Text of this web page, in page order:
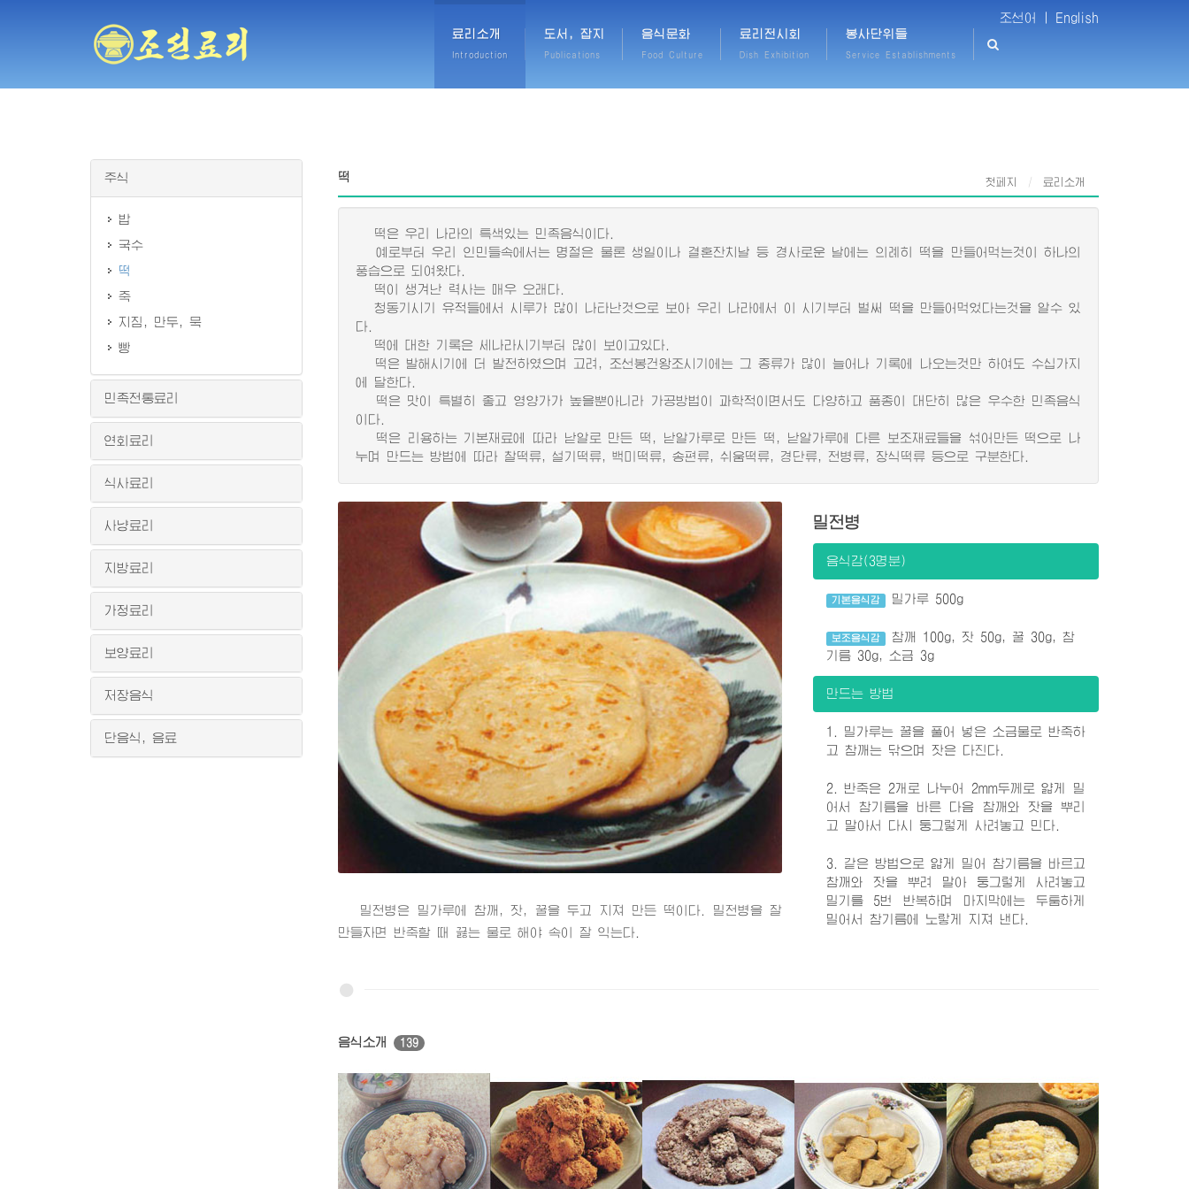
조선어 | English
료리소개
Introduction
도서, 잡지
Publications
음식문화
Food Culture
료리전시회
Dish Exhibition
봉사단위들
Service Establishments
떡 첫페지 료리소개
떡은 우리 나라의 특색있는 민족음식이다.
예로부터 우리 인민들속에서는 명절은 물론 생일이나 결혼잔치날 등 경사로운 날에는 의례히 떡을 만들어먹는것이 하나의
풍습으로 되여왔다.
떡이 생겨난 력사는 매우 오래다.
청동기시기 유적들에서 시루가 많이 나타난것으로 보아 우리 나라에서 이 시기부터 벌써 떡을 만들어먹었다는것을 알수 있
다.
떡에 대한 기록은 세나라시기부터 많이 보이고있다.
떡은 발해시기에 더 발전하였으며 고려, 조선봉건왕조시기에는 그 종류가 많이 늘어나 기록에 나오는것만 하여도 수십가지
에 달한다.
떡은 맛이 특별히 좋고 영양가가 높을뿐아니라 가공방법이 과학적이면서도 다양하고 품종이 대단히 많은 우수한 민족음식
이다.
떡은 리용하는 기본재료에 따라 낟알로 만든 떡, 낟알가루로 만든 떡, 낟알가루에 다른 보조재료들을 섞어만든 떡으로 나
누며 만드는 방법에 따라 찰떡류, 설기떡류, 백미떡류, 송편류, 쉬움떡류, 경단류, 전병류, 장식떡류 등으로 구분한다.
밀전병은 밀가루에 참깨, 잣, 꿀을 두고 지져 만든 떡이다. 밀전병을 잘
만들자면 반죽할 때 끓는 물로 해야 속이 잘 익는다.
밀전병
음식감(3명분)
기본음식감 밀가루 500g
보조음식감
참깨 100g, 잣 50g, 꿀 30g, 참
기름 30g, 소금 3g
만드는 방법
1. 밀가루는 꿀을 풀어 넣은 소금물로 반죽하
고 참깨는 닦으며 잣은 다진다.
2. 반죽은 2개로 나누어 2mm두께로 얇게 밀
어서 참기름을 바른 다음 참깨와 잣을 뿌리
고 말아서 다시 둥그렇게 사려놓고 민다.
3. 같은 방법으로 얇게 밀어 참기름을 바르고
참깨와 잣을 뿌려 말아 둥그렇게 사려놓고
밀기를 5번 반복하며 마지막에는 두툼하게
밀어서 참기름에 노랗게 지져 낸다.
음식소개 139
주식
밥
국수
떡
죽
지짐, 만두, 묵
빵
민족전통료리
연회료리
식사료리
사냥료리
지방료리
가정료리
보양료리
저장음식
단음식, 음료